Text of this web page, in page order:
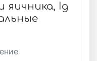
яичника, Ig